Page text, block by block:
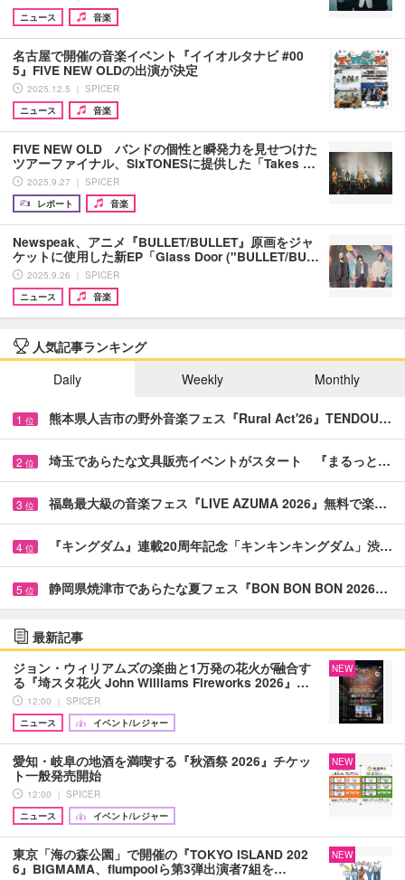
ニュース
音楽
名古屋で開催の音楽イベント『イイオルタナビ #00
5』FIVE NEW OLDの出演が決定
2025.12.5 ｜ SPICER
ニュース
音楽
FIVE NEW OLD バンドの個性と瞬発力を見せつけた
ツアーファイナル、SixTONESに提供した「Takes …
2025.9.27 ｜ SPICER
レポート
音楽
Newspeak、アニメ『BULLET/BULLET』原画をジャ
ケットに使用した新EP「Glass Door ("BULLET/BU…
2025.9.26 ｜ SPICER
ニュース
音楽
人気記事ランキング
Daily
Weekly Monthly
1 位 熊本県人吉市の野外音楽フェス『Rural Act'26』TENDOU…
2 位 埼玉であらたな文具販売イベントがスタート 『まるっと…
3 位 福島最大級の音楽フェス『LIVE AZUMA 2026』無料で楽…
4 位 『キングダム』連載20周年記念「キンキンキングダム」渋…
5 位 静岡県焼津市であらたな夏フェス『BON BON BON 2026…
最新記事
ジョン・ウィリアムズの楽曲と1万発の花火が融合す
る『埼スタ花火 John Williams Fireworks 2026』…
12:00 ｜ SPICER
ニュース
イベント/レジャー
NEW
愛知・岐阜の地酒を満喫する『秋酒祭 2026』チケッ
ト一般発売開始
12:00 ｜ SPICER
ニュース
イベント/レジャー
NEW
東京「海の森公園」で開催の『TOKYO ISLAND 202
6』BIGMAMA、flumpoolら第3弾出演者7組を…
NEW